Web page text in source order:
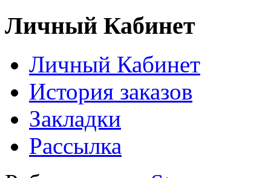
Личный Кабинет
Личный Кабинет
История заказов
Закладки
Рассылка